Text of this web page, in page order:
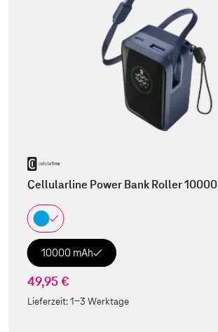
Cellularline Power Bank Roller 10000
10000 mAh
49,95 €
Lieferzeit:1-3 Werktage